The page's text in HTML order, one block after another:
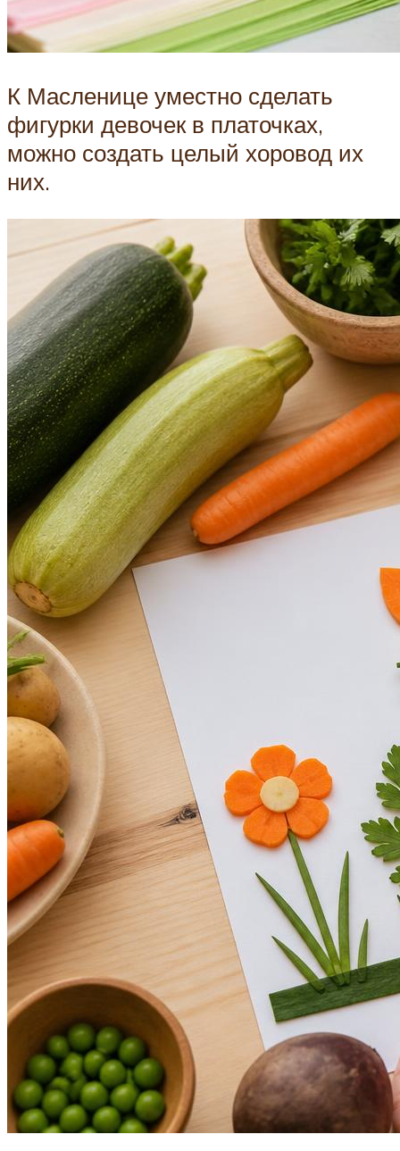
К Масленице уместно сделать
фигурки девочек в платочках,
можно создать целый хоровод их
них.